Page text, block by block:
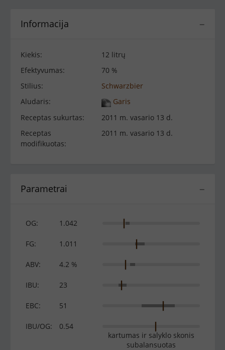
−
Informacija
Kiekis:
12 litrų
Efektyvumas:
70 %
Stilius:
Schwarzbier
Aludaris:
Garis
Receptas sukurtas:
2011 m. vasario 13 d.
Receptas
modifikuotas:
2011 m. vasario 13 d.
−
Parametrai
OG: 1.042
FG: 1.011
ABV: 4.2 %
IBU: 23
EBC: 51
IBU/OG:
0.54
kartumas ir salyklo skonis
subalansuotas